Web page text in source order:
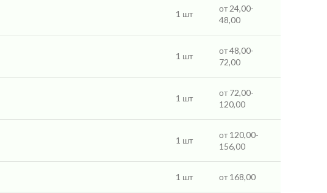
1 шт
от 24,00-
48,00
1 шт
от 48,00-
72,00
1 шт
от 72,00-
120,00
1 шт
от 120,00-
156,00
1 шт от 168,00